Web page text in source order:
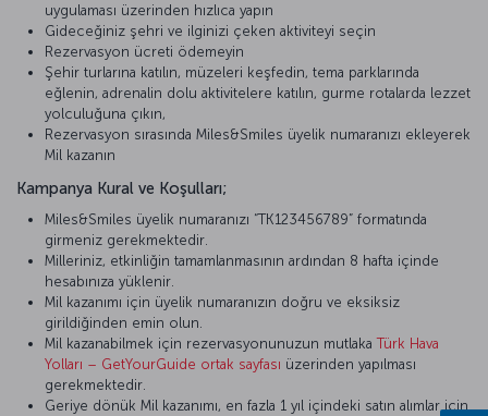
uygulaması üzerinden hızlıca yapın
Gideceğiniz şehri ve ilginizi çeken aktiviteyi seçin
Rezervasyon ücreti ödemeyin
Şehir turlarına katılın, müzeleri keşfedin, tema parklarında
eğlenin, adrenalin dolu aktivitelere katılın, gurme rotalarda lezzet
yolculuğuna çıkın,
Rezervasyon sırasında Miles&Smiles üyelik numaranızı ekleyerek
Mil kazanın
Kampanya Kural ve Koşulları;
Miles&Smiles üyelik numaranızı “TK123456789” formatında
girmeniz gerekmektedir.
Milleriniz, etkinliğin tamamlanmasının ardından 8 hafta içinde
hesabınıza yüklenir.
Mil kazanımı için üyelik numaranızın doğru ve eksiksiz
girildiğinden emin olun.
Mil kazanabilmek için rezervasyonunuzun mutlakaTürk Hava
Yolları – GetYourGuide ortak sayfası üzerinden yapılması
gerekmektedir.
Geriye dönük Mil kazanımı, en fazla 1 yıl içindeki satın alımlar için